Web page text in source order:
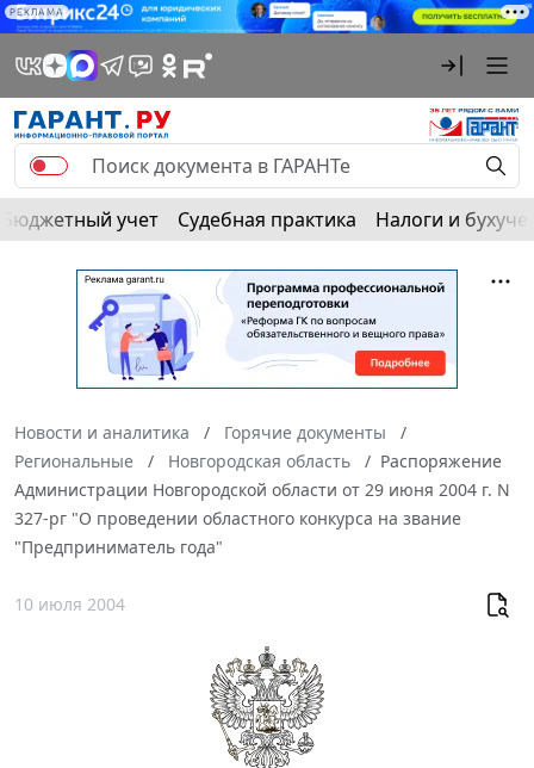
РЕКЛАМА
Бюджетный учет Судебная практика Налоги и
Новости и аналитика
Горячие документы
Региональные
Новгородская область
Распоряжение
Администрации Новгородской области от 29 июня 2004 г. N
327-рг "О проведении областного конкурса на звание
"Предприниматель года"
10 июля 2004